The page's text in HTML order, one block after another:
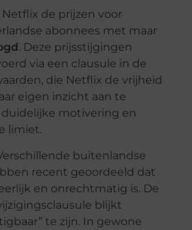
Netflix de prijzen voor
abonnees met maar
. Deze prijsstijgingen
via een clausule in de
die Netflix de vrijheid
eigen inzicht aan te
duidelijke motivering en
limiet.
buitenlandse
recent geoordeeld dat
en onrechtmatig is. De
blijkt
te zijn. In gewone